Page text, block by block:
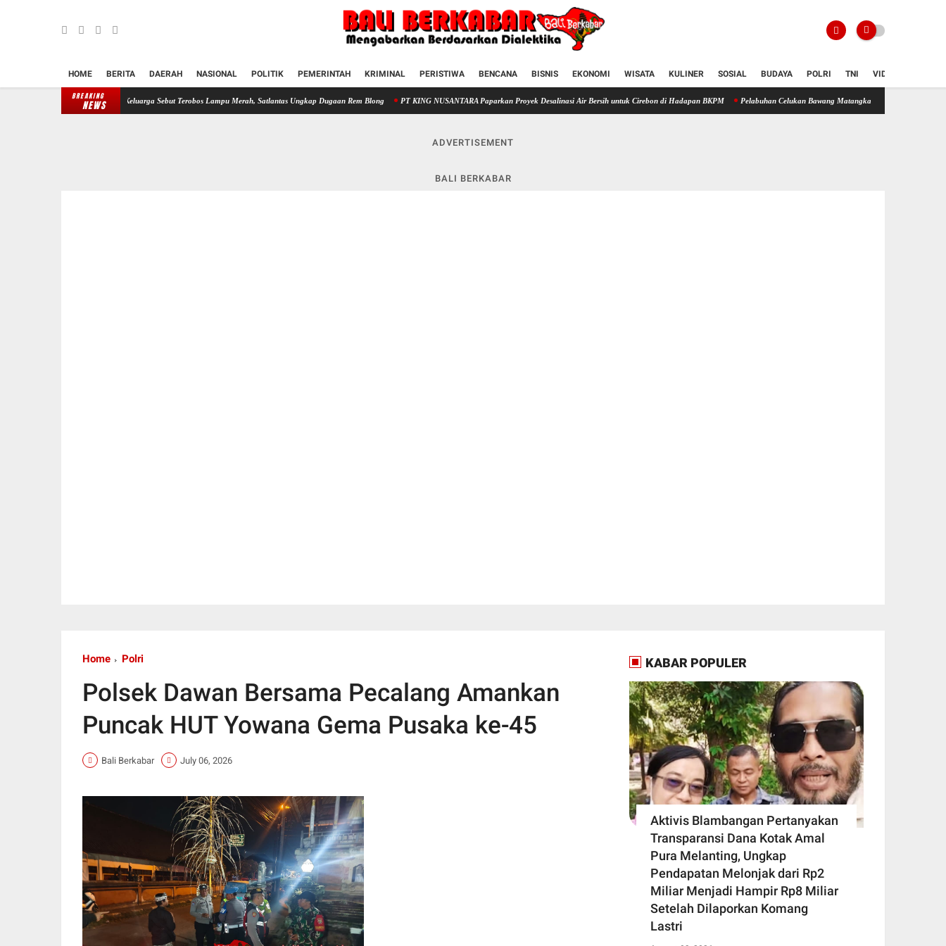
HOME BERITA DAERAH NASIONAL POLITIK PEMERINTAH KRIMINAL PERISTIWA BENCANA BISNIS EKONOMI WISATA KULINER SOSIAL BUDAYA POLRI TNI VIDIO
BREAKING
NEWS
Perwira Polisi, Keluarga Sebut Terobos Lampu Merah, Satlantas Ungkap Dugaan Rem Blong PT KING NUSANTARA Paparkan Proyek Desalinasi Air Bersih untuk Cirebon di Hadapan BKPM Pelabuhan Celukan Bawang Matangkan Kesiapan, Didorong Jadi Simpul
ADVERTISEMENT
BALI BERKABAR
Home Polri
Polsek Dawan Bersama Pecalang Amankan
Puncak HUT Yowana Gema Pusaka ke-45
Bali Berkabar July 06, 2026
KABAR POPULER
Aktivis Blambangan Pertanyakan
Transparansi Dana Kotak Amal
Pura Melanting, Ungkap
Pendapatan Melonjak dari Rp2
Miliar Menjadi Hampir Rp8 Miliar
Setelah Dilaporkan Komang
Lastri